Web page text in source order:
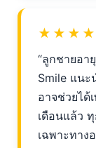
“ลูกชายอ
Smile แนะ
อาจช่วยได้
เดือนแล้ว
เฉพาะทาง